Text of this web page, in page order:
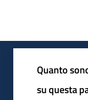
Quanto
su questa